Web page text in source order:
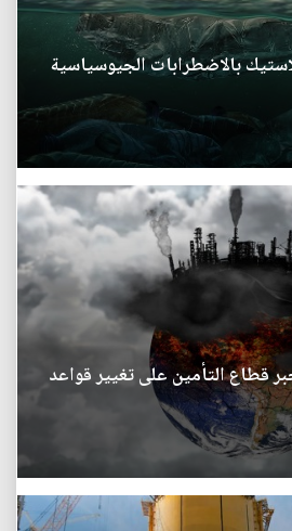
بالاضطرابات الجيوسياسية
قطاع التأمين على تغيير قواعد